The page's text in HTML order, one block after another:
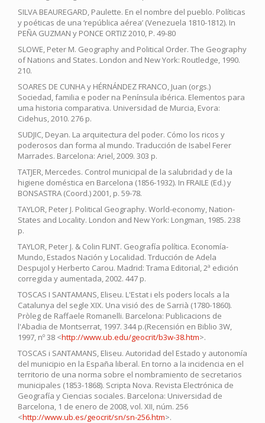
SILVA BEAUREGARD, Paulette. En el nombre del pueblo. Políticas
y poéticas de una ‘república aérea’ (Venezuela 1810-1812). In
PEÑA GUZMAN y PONCE ORTIZ 2010, P. 49-80
SLOWE, Peter M. Geography and Political Order. The Geography
of Nations and States. London and New York: Routledge, 1990.
210.
SOARES DE CUNHA y HÉRNÁNDEZ FRANCO, Juan (orgs.)
Sociedad, familia e poder na Península ibérica. Elementos para
uma historia comparativa. Universidad de Murcia, Evora:
Cidehus, 2010. 276 p.
SUDJIC, Deyan. La arquitectura del poder. Cómo los ricos y
poderosos dan forma al mundo. Traducción de Isabel Ferer
Marrades. Barcelona: Ariel, 2009. 303 p.
TATJER, Mercedes. Control municipal de la salubridad y de la
higiene doméstica en Barcelona (1856-1932). In FRAILE (Ed.) y
BONSASTRA (Coord.) 2001, p. 59-78.
TAYLOR, Peter J. Political Geography. World-economy, Nation-
States and Locality. London and New York: Longman, 1985. 238
p.
TAYLOR, Peter J. & Colin FLINT. Geografía política. Economía-
Mundo, Estados Nación y Localidad. Trducción de Adela
Despujol y Herberto Carou. Madrid: Trama Editorial, 2ª edición
corregida y aumentada, 2002. 447 p.
TOSCAS I SANTAMANS, Eliseu. L'Estat i els poders locals a la
Catalunya del segle XIX. Una visió des de Sarrià (1780-1860).
Pròleg de Raffaele Romanelli. Barcelona: Publicacions de
l'Abadia de Montserrat, 1997. 344 p.(Recensión en Biblio 3W,
1997, nº 38 <http://www.ub.edu/geocrit/b3w-38.htm>.
TOSCAS i SANTAMANS, Eliseu. Autoridad del Estado y autonomía
del municipio en la España liberal. En torno a la incidencia en el
territorio de una norma sobre el nombramiento de secretarios
municipales (1853-1868). Scripta Nova. Revista Electrónica de
Geografía y Ciencias sociales. Barcelona: Universidad de
Barcelona, 1 de enero de 2008, vol. XII, núm. 256
<http://www.ub.es/geocrit/sn/sn-256.htm>.